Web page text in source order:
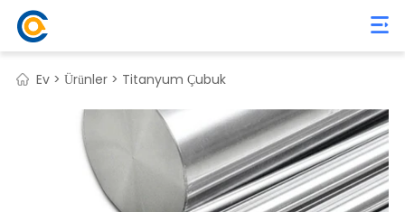
Ev > Ürünler > Titanyum Çubuk